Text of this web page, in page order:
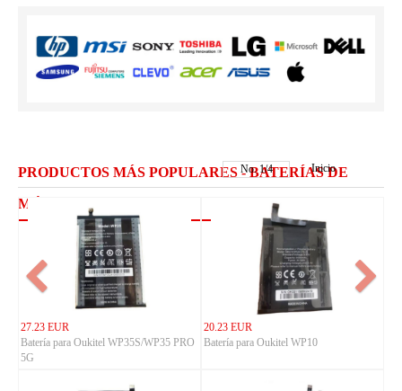
PRODUCTOS MÁS POPULARES - BATERÍAS DE
MÓVILES CUBOT
No.1/4 Inicio
27.23 EUR
Batería para Oukitel WP35S/WP35 PRO
5G
20.23 EUR
Batería para Oukitel WP10